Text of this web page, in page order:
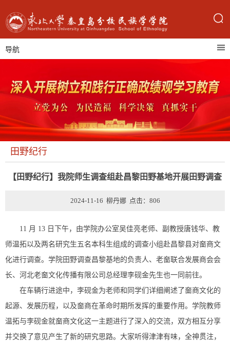
导航
田野纪行
【田野纪行】我院师生调查组赴昌黎田野基地开展田野调查
2024-11-16 柳丹娜 点击： 806
11 月 13 日下午，由学院办公室吴佳亮老师、副教授唐钱华、教
师温拓以及两名研究生五名本科生组成的调查小组赴昌黎县对奤商文
化进行调查。学院田野调查昌黎基地的负责人、老奤联合发展商会会
长、河北老奤文化传播有限公司总经理李砚金先生也一同前往。
在车辆行进途中，李砚金为老师和同学们详细阐述了奤商文化的
起源、发展历程，以及奤商在革命时期所发挥的重要作用。学院教师
温拓与李砚金就奤商文化这一主题进行了深入的交流，双方相互分享
并交换了意见产生了新的研究思路。大家听得津津有味，全神贯注，